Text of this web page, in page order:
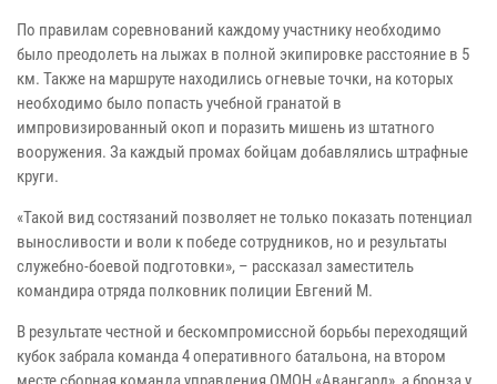
По правилам соревнований каждому участнику необходимо
было преодолеть на лыжах в полной экипировке расстояние в 5
км. Также на маршруте находились огневые точки, на которых
необходимо было попасть учебной гранатой в
импровизированный окоп и поразить мишень из штатного
вооружения. За каждый промах бойцам добавлялись штрафные
круги.
«Такой вид состязаний позволяет не только показать потенциал
выносливости и воли к победе сотрудников, но и результаты
служебно-боевой подготовки», – рассказал заместитель
командира отряда полковник полиции Евгений М.
В результате честной и бескомпромиссной борьбы переходящий
кубок забрала команда 4 оперативного батальона, на втором